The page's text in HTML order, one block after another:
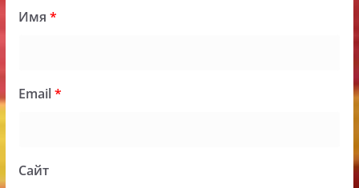
Имя *
Email*
Сайт